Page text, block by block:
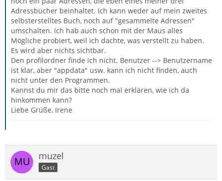
Adressbücher beinhaltet. Ich kann weder auf mein zweites
selbsterstelltes Buch, noch auf "gesammelte Adressen"
umschalten. Ich hab auch schon mit der Maus alles
Mögliche probiert, weil ich dachte, was verstellt zu haben.
Es wird aber nichts sichtbar.
Den profilordner finde ich nicht. Benutzer --> Benutzername
ist klar, aber "appdata" usw. kann ich nicht finden, auch
nicht unter den Programmen.
Kannst du mir das bitte noch mal erklären, wie ich da
hinkommen kann?
Liebe Grüße, Irene
muzel
Gast